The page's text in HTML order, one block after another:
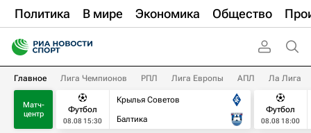
Политика В мире Экономика Общество
Главное Лига Чемпионов РПЛ Лига Европы АПЛ Ла Лига
Матч-
центр
Футбол
08.08 15:30
Крылья Советов
Балтика
Футбол
08.08 18:00